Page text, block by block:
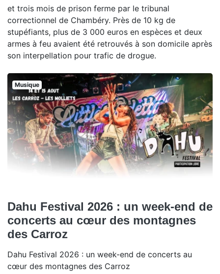
et trois mois de prison ferme par le tribunal
correctionnel de Chambéry. Près de 10 kg de
stupéfiants, plus de 3 000 euros en espèces et deux
armes à feu avaient été retrouvés à son domicile après
son interpellation pour trafic de drogue.
Musique
Dahu Festival 2026 : un week-end de
concerts au cœur des montagnes
des Carroz
Dahu Festival 2026 : un week-end de concerts au
cœur des montagnes des Carroz